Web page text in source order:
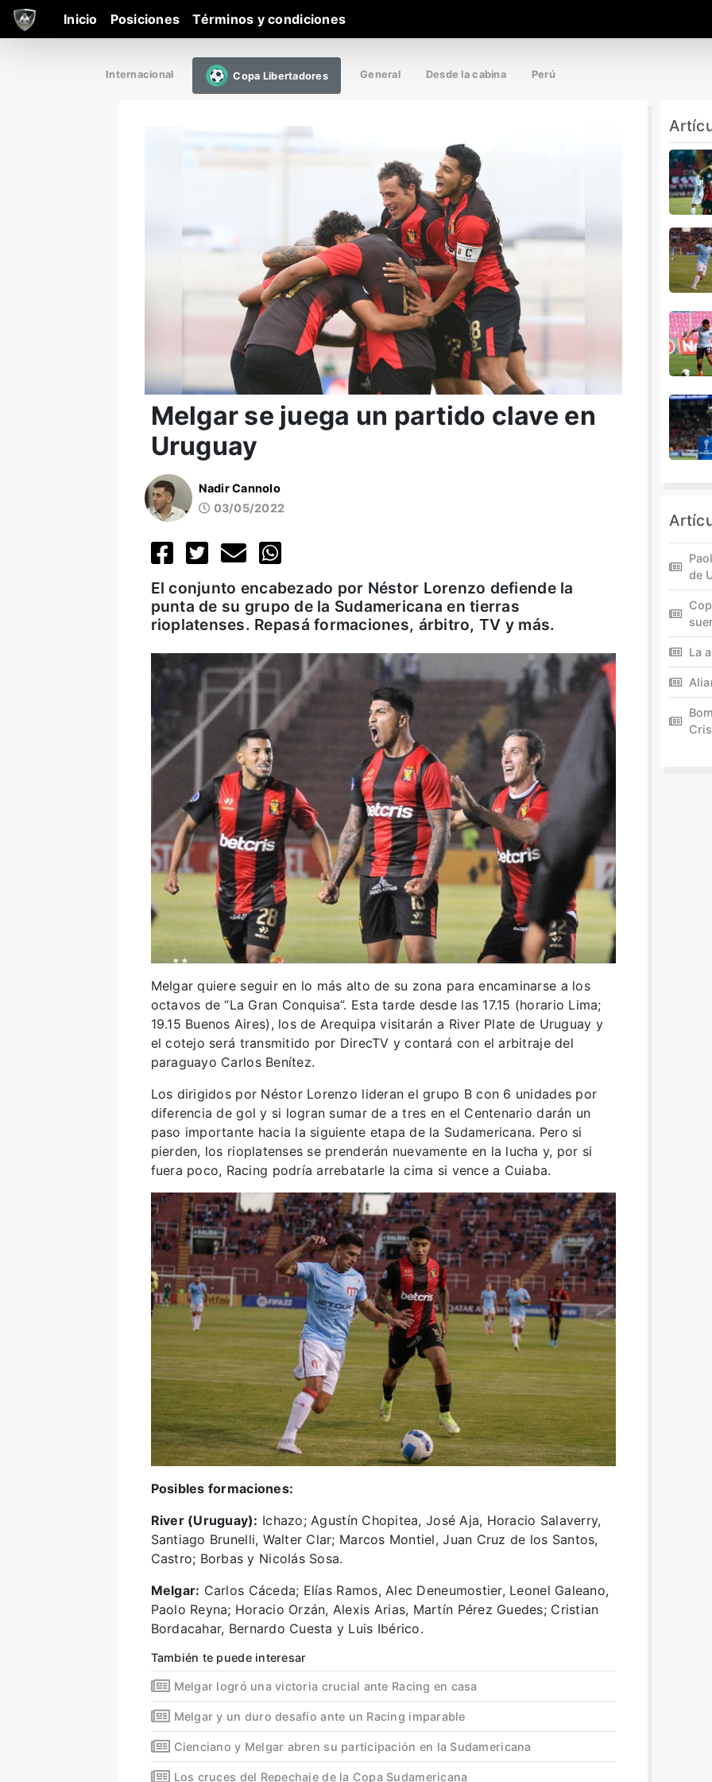
Inicio Posiciones Términos y condiciones
Internacional Copa Libertadores General Desde la cabina Perú
Melgar se juega un partido clave en
Uruguay
Nadir Cannolo
03/05/2022
El conjunto encabezado por Néstor Lorenzo defiende la
punta de su grupo de la Sudamericana en tierras
rioplatenses. Repasá formaciones, árbitro, TV y más.
Melgar quiere seguir en lo más alto de su zona para encaminarse a los
octavos de “La Gran Conquisa”. Esta tarde desde las 17.15 (horario Lima;
19.15 Buenos Aires), los de Arequipa visitarán a River Plate de Uruguay y
el cotejo será transmitido por DirecTV y contará con el arbitraje del
paraguayo Carlos Benítez.
Los dirigidos por Néstor Lorenzo lideran el grupo B con 6 unidades por
diferencia de gol y si logran sumar de a tres en el Centenario darán un
paso importante hacia la siguiente etapa de la Sudamericana. Pero si
pierden, los rioplatenses se prenderán nuevamente en la lucha y, por si
fuera poco, Racing podría arrebatarle la cima si vence a Cuiaba.
Posibles formaciones:
River (Uruguay): Ichazo; Agustín Chopitea, José Aja, Horacio Salaverry,
Santiago Brunelli, Walter Clar; Marcos Montiel, Juan Cruz de los Santos,
Castro; Borbas y Nicolás Sosa.
Melgar: Carlos Cáceda; Elías Ramos, Alec Deneumostier, Leonel Galeano,
Paolo Reyna; Horacio Orzán, Alexis Arias, Martín Pérez Guedes; Cristian
Bordacahar, Bernardo Cuesta y Luis Ibérico.
También te puede interesar
Melgar logró una victoria crucial ante Racing en casa
Melgar y un duro desafío ante un Racing imparable
Cienciano y Melgar abren su participación en la Sudamericana
Los cruces del Repechaje de la Copa Sudamericana
de
La